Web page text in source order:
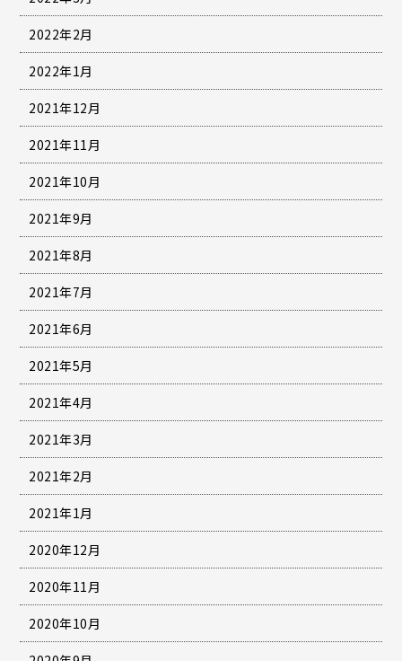
2022年2月
2022年1月
2021年12月
2021年11月
2021年10月
2021年9月
2021年8月
2021年7月
2021年6月
2021年5月
2021年4月
2021年3月
2021年2月
2021年1月
2020年12月
2020年11月
2020年10月